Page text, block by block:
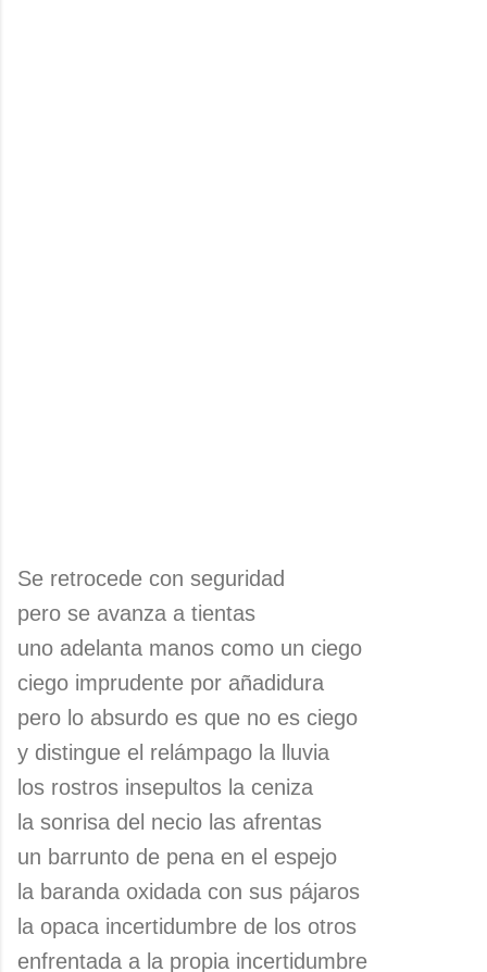
Se retrocede con seguridad
pero se avanza a tientas
uno adelanta manos como un ciego
ciego imprudente por añadidura
pero lo absurdo es que no es ciego
y distingue el relámpago la lluvia
los rostros insepultos la ceniza
la sonrisa del necio las afrentas
un barrunto de pena en el espejo
la baranda oxidada con sus pájaros
la opaca incertidumbre de los otros
enfrentada a la propia incertidumbre